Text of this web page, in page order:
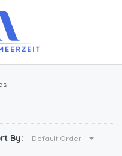
By: Default Order